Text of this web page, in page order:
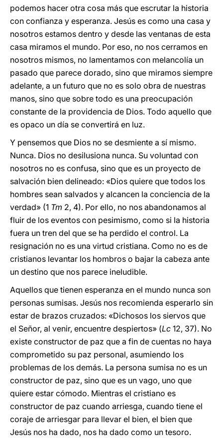
podemos hacer otra cosa más que escrutar la historia
con confianza y esperanza. Jesús es como una casa y
nosotros estamos dentro y desde las ventanas de esta
casa miramos el mundo. Por eso, no nos cerramos en
nosotros mismos, no lamentamos con melancolía un
pasado que parece dorado, sino que miramos siempre
adelante, a un futuro que no es solo obra de nuestras
manos, sino que sobre todo es una preocupación
constante de la providencia de Dios. Todo aquello que
es opaco un día se convertirá en luz.
Y pensemos que Dios no se desmiente a sí mismo.
Nunca. Dios no desilusiona nunca. Su voluntad con
nosotros no es confusa, sino que es un proyecto de
salvación bien delineado: «Dios quiere que todos los
hombres sean salvados y alcancen la conciencia de la
verdad» (1 Tm 2, 4). Por ello, no nos abandonamos al
fluir de los eventos con pesimismo, como si la historia
fuera un tren del que se ha perdido el control. La
resignación no es una virtud cristiana. Como no es de
cristianos levantar los hombros o bajar la cabeza ante
un destino que nos parece ineludible.
Aquellos que tienen esperanza en el mundo nunca son
personas sumisas. Jesús nos recomienda esperarlo sin
estar de brazos cruzados: «Dichosos los siervos que
el Señor, al venir, encuentre despiertos» (Lc 12, 37). No
existe constructor de paz que a fin de cuentas no haya
comprometido su paz personal, asumiendo los
problemas de los demás. La persona sumisa no es un
constructor de paz, sino que es un vago, uno que
quiere estar cómodo. Mientras el cristiano es
constructor de paz cuando arriesga, cuando tiene el
coraje de arriesgar para llevar el bien, el bien que
Jesús nos ha dado, nos ha dado como un tesoro.